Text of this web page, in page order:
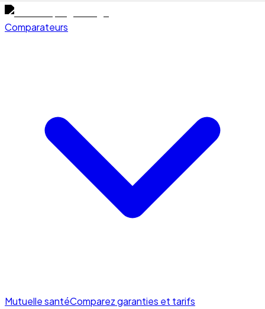
Comparateurs
Mutuelle santéComparez garanties et tarifs